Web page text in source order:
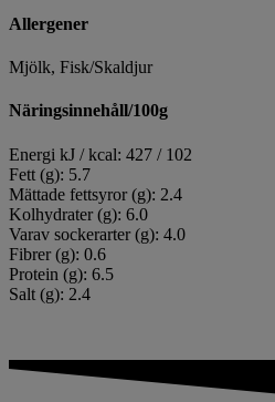
Allergener
Mjölk, Fisk/Skaldjur
Näringsinnehåll/100g
Energi kJ / kcal: 427 / 102
Fett (g): 5.7
Mättade fettsyror (g): 2.4
Kolhydrater (g): 6.0
Varav sockerarter (g): 4.0
Fibrer (g): 0.6
Protein (g): 6.5
Salt (g): 2.4